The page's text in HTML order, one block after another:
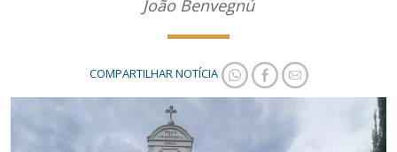
João Benvegnú
COMPARTILHAR NOTÍCIA